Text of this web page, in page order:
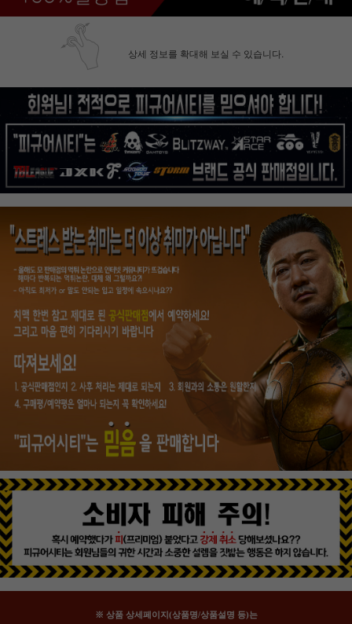
상세 정보를 확대해 보실 수 있습니다.
※ 상품 상세페이지(상품명/상품설명 등)는